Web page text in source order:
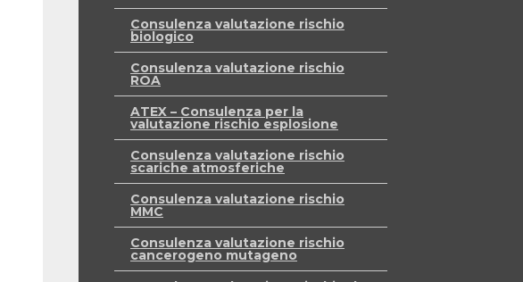
Consulenza valutazione rischio
biologico
Consulenza valutazione rischio
ROA
ATEX – Consulenza per la
valutazione rischio esplosione
Consulenza valutazione rischio
scariche atmosferiche
Consulenza valutazione rischio
MMC
Consulenza valutazione rischio
cancerogeno mutageno